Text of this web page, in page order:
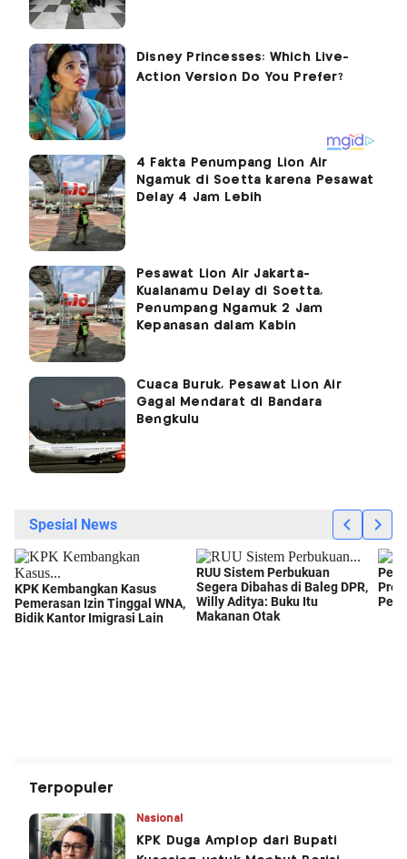
4 Fakta Penumpang Lion Air
Ngamuk di Soetta karena Pesawat
Delay 4 Jam Lebih
Pesawat Lion Air Jakarta-
Kualanamu Delay di Soetta,
Penumpang Ngamuk 2 Jam
Kepanasan dalam Kabin
Cuaca Buruk, Pesawat Lion Air
Gagal Mendarat di Bandara
Bengkulu
Terpopuler
Nasional
KPK Duga Amplop dari Bupati